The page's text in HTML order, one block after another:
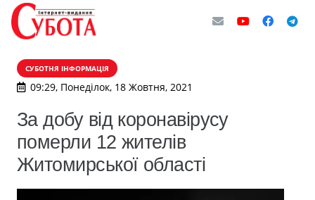
СУБОТНЯ ІНФОРМАЦІЯ
09:29, Понеділок, 18 Жовтня, 2021
За добу від коронавірусу
померли 12 жителів
Житомирської області